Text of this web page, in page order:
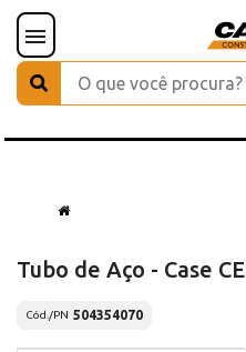
Tubo de Aço - Case CE
Cód./PN 504354070